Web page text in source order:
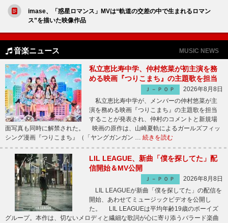
imase、「惑星ロマンス」MVは“軌道の交差の中で生まれるロマン
ス”を描いた映像作品
音楽ニュース MUSIC NEWS
私立恵比寿中学、仲村悠菜が初主演を務
める映画『つりこまち』の主題歌を担当
Ｊ－ＰＯＰ
2026年8月8日
私立恵比寿中学が、メンバーの仲村悠菜が主
演を務める映画『つりこまち』の主題歌を担当
することが発表され、仲村のコメントと新規場
面写真も同時に解禁された。 映画の原作は、山崎夏軌によるガールズフィッ
シング漫画『つりこまち』（「ヤングガンガン … 続きを読む
LIL LEAGUE、新曲「僕を探してた」配
信開始＆MV公開
Ｊ－ＰＯＰ
2026年8月8日
LIL LEAGUEが新曲「僕を探してた」の配信を
開始、あわせてミュージックビデオを公開し
た。 LIL LEAGUEは平均年齢19歳のボーイズ
グループ。本作は、切ないメロディと繊細な歌詞が心に寄り添うバラード楽曲